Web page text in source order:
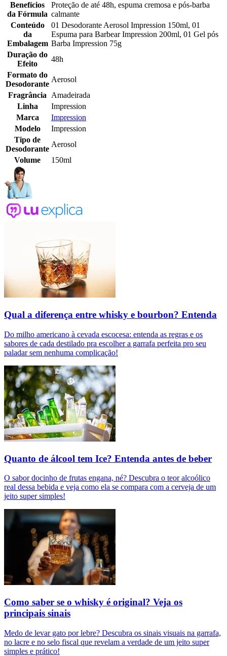
Benefícios
da Fórmula
Proteção de até 48h, espuma cremosa e pós-barba
calmante
Conteúdo
da
Embalagem
01 Desodorante Aerosol Impression 150ml, 01
Espuma para Barbear Impression 200ml, 01 Gel pós
Barba Impression 75g
Duração do
Efeito
48h
Formato do
Desodorante
Aerosol
Fragrância Amadeirada
Linha
Impression
Marca
Impression
Modelo
Impression
Tipo de
Desodorante
Aerosol
Volume
150ml
Qual a diferença entre whisky e bourbon? Entenda
Do milho americano à cevada escocesa: entenda as regras e os
sabores de cada destilado pra escolher a garrafa perfeita pro seu
paladar sem nenhuma complicação!
Quanto de álcool tem Ice? Entenda antes de beber
O sabor docinho de frutas engana, né? Descubra o teor alcoólico
real dessa bebida e veja como ela se compara com a cerveja de um
jeito super simples!
Como saber se o whisky é original? Veja os
principais sinais
Medo de levar gato por lebre? Descubra os sinais visuais na garrafa,
no lacre e no selo fiscal que revelam a verdade de um jeito super
simples e prático!